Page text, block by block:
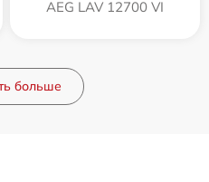
AEG LAV 12700 VI
больше